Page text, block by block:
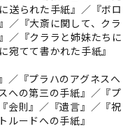
送られた手紙』／『ボロ
／『大斎に関して、クラ
／『クララと姉妹たちに
宛てて書かれた手紙』
／『プラハのアグネスへ
への第三の手紙』／『プ
会則』／『遺言』／『祝
ルードへの手紙』